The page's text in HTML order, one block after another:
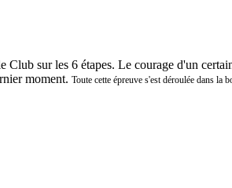
sur les 6 étapes. Le courage d'un
moment. Toute cette épreuve s'est déroulée dans la